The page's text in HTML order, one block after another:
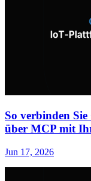
So verbinden
über MCP mit
Jun 17, 2026